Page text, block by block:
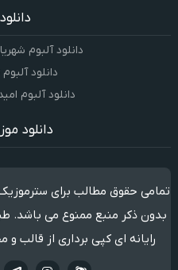
دانلود آلبوم
دانلود
دانلود آلبوم
دانلود
تمامی حقوق مطالب برای
رایانه ای کپی برداری از قالب